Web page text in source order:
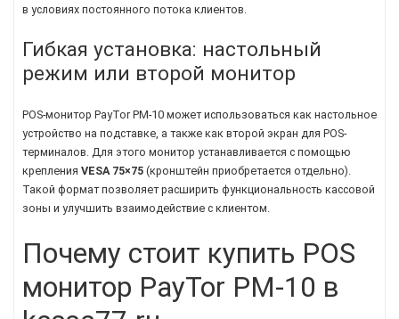
в условиях постоянного потока клиентов.
Гибкая установка: настольный
режим или второй монитор
POS-монитор PayTor PM-10 может использоваться как настольное
устройство на подставке, а также как второй экран для POS-
терминалов. Для этого монитор устанавливается с помощью
крепления VESA 75×75 (кронштейн приобретается отдельно).
Такой формат позволяет расширить функциональность кассовой
зоны и улучшить взаимодействие с клиентом.
Почему стоит купить POS
монитор PayTor PM-10 в